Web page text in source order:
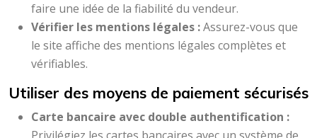
faire une idée de la fiabilité du vendeur.
Vérifier les mentions légales :Assurez-vous que
le site affiche des mentions légales complètes et
vérifiables.
Utiliser des moyens de paiement sécurisés
Carte bancaire avec double authentification :